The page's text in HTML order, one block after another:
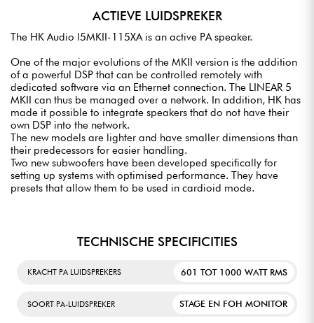
ACTIEVE LUIDSPREKER
The HK Audio l5MKII-115XA is an active PA speaker.
One of the major evolutions of the MKII version is the addition
of a powerful DSP that can be controlled remotely with
dedicated software via an Ethernet connection. The LINEAR 5
MKII can thus be managed over a network. In addition, HK has
made it possible to integrate speakers that do not have their
own DSP into the network.
The new models are lighter and have smaller dimensions than
their predecessors for easier handling.
Two new subwoofers have been developed specifically for
setting up systems with optimised performance. They have
presets that allow them to be used in cardioid mode.
TECHNISCHE SPECIFICITIES
KRACHT PA LUIDSPREKERS 601 TOT 1000 WATT RMS
SOORT PA-LUIDSPREKER STAGE EN FOH MONITOR